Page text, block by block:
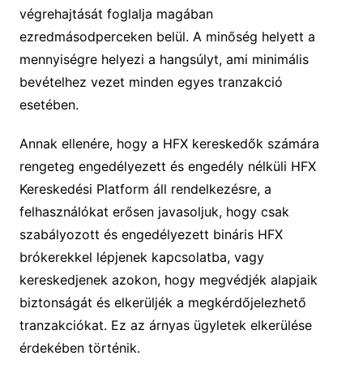
végrehajtását foglalja magában
ezredmásodperceken belül. A minőség helyett a
mennyiségre helyezi a hangsúlyt, ami minimális
bevételhez vezet minden egyes tranzakció
esetében.
Annak ellenére, hogy a HFX kereskedők számára
rengeteg engedélyezett és engedély nélküli HFX
Kereskedési Platform áll rendelkezésre, a
felhasználókat erősen javasoljuk, hogy csak
szabályozott és engedélyezett bináris HFX
brókerekkel lépjenek kapcsolatba, vagy
kereskedjenek azokon, hogy megvédjék alapjaik
biztonságát és elkerüljék a megkérdőjelezhető
tranzakciókat. Ez az árnyas ügyletek elkerülése
érdekében történik.